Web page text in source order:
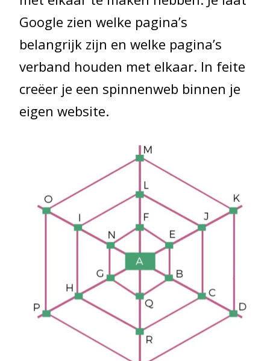
Google zien welke pagina’s
belangrijk zijn en welke pagina’s
verband houden met elkaar. In feite
creëer je een spinnenweb binnen je
eigen website.